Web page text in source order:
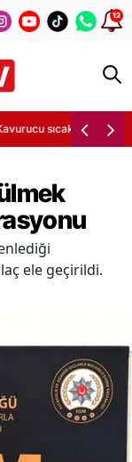
12
sıcaklar için kritik
ele geçirildi.